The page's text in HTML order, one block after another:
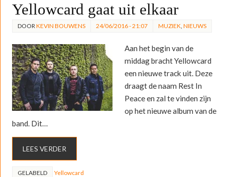
Yellowcard gaat uit elkaar
DOOR KEVIN BOUWENS 24/06/2016 - 21:07 MUZIEK NIEUWS
Aan het begin van de
middag bracht Yellowcard
een nieuwe track uit. Deze
draagt de naam Rest In
Peace en zal te vinden zijn
op het nieuwe album van de
band. Dit…
LEES VERDER
GELABELD Yellowcard